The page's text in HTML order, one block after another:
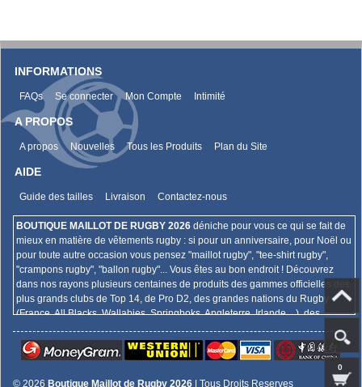
INFORMATIONS
FAQs Se connecter Mon Compte Intimité
A PROPOS
A propos Nouvelles Tous les Produits Plan du Site
AIDE
Guide des tailles Livraison Contactez-nous
BOUTIQUE MAILLOT DE RUGBY 2026 déniche pour vous ce qui se fait de
mieux en matière de vêtements rugby : si pour un anniversaire, pour Noël ou
pour toute autre occasion vous pensez "maillot rugby", "tee-shirt rugby",
"crampons rugby", "ballon rugby"... Vous êtes au bon endroit ! Découvrez
dans nos rayons plusieurs centaines de produits des gammes officielles des
plus grands clubs de Top 14, de Pro D2, des grandes nations du Rugby
(France, All Blacks, Wallabies, Springboks, Angleterre, Irlande,...), des
championnats internationaux (Super Rugby, Aviva Premiership, Guinness
Pro 12,...),... Et bien plus encore !
© 2026 Boutique Maillot de Rugby 2026 | Tous Droits Reserves
0